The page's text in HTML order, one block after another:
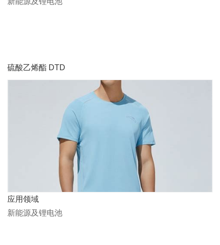
硫酸乙烯酯 DTD
应用领域
新能源及锂电池